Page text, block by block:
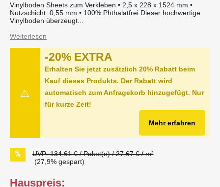
Vinylboden Sheets zum Verkleben • 2,5 x 228 x 1524 mm •
Nutzschicht: 0,55 mm • 100% Phthalatfrei Dieser hochwertige
Vinylboden überzeugt...
Weiterlesen
-20% EXTRA
Erhalten Sie jetzt zusätzlich 20% Rabatt beim
Kauf dieses Produkts. Der Rabatt wird
automatisch zum Anfragekorb hinzugefügt. Nur
für kurze Zeit!
Mehr erfahren
UVP: 134,61 € / Paket(e) / 27,67 € / m²
(27,9% gespart)
Hauspreis: